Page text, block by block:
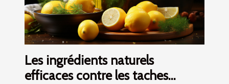
Les ingrédients naturels
efficaces contre les taches